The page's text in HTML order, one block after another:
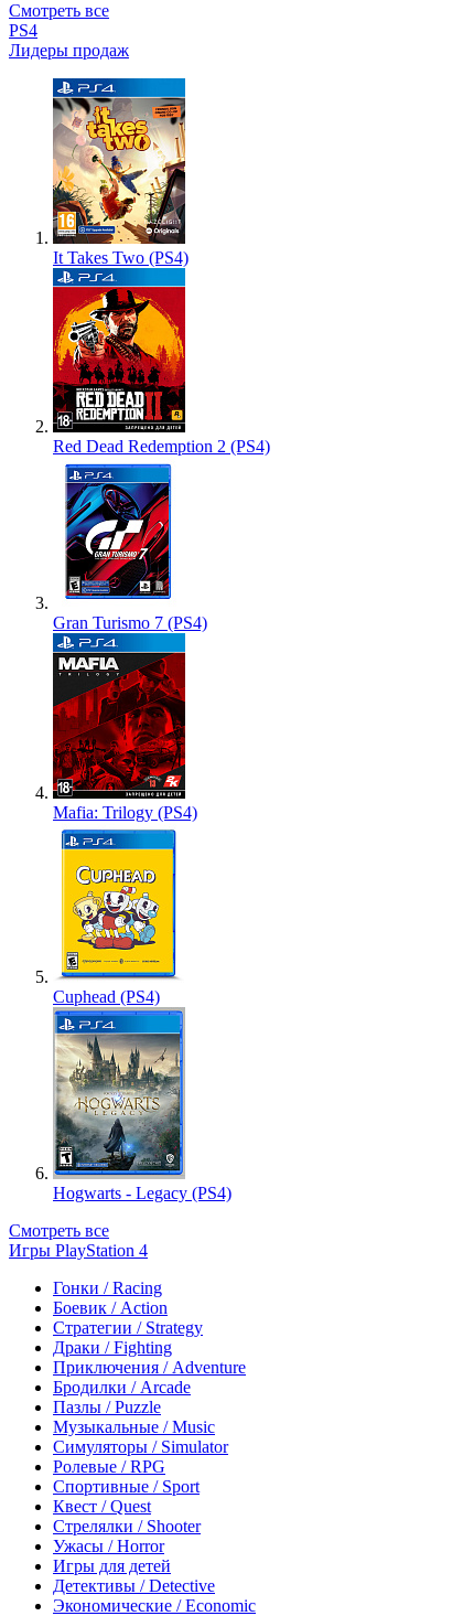
Смотреть все
PS4
Лидеры продаж
It Takes Two (PS4)
Red Dead Redemption 2 (PS4)
Gran Turismo 7 (PS4)
Mafia: Trilogy (PS4)
Cuphead (PS4)
Hogwarts - Legacy (PS4)
Смотреть все
Игры PlayStation 4
Гонки / Racing
Боевик / Action
Стратегии / Strategy
Драки / Fighting
Приключения / Adventure
Бродилки / Arcade
Пазлы / Puzzle
Музыкальные / Music
Симуляторы / Simulator
Ролевые / RPG
Спортивные / Sport
Квест / Quest
Стрелялки / Shooter
Ужасы / Horror
Игры для детей
Детективы / Detective
Экономические / Economic